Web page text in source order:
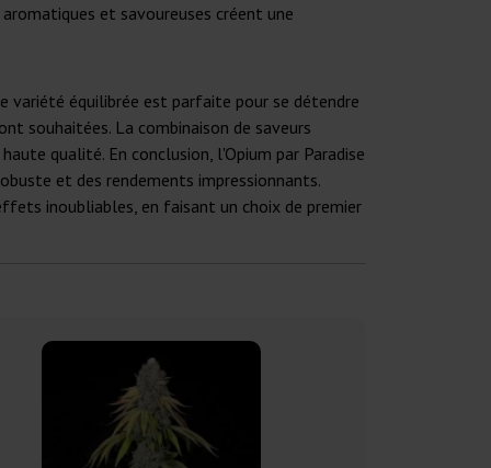
et savoureuses créent une
variété équilibrée est parfaite pour se détendre
souhaitées. La combinaison de saveurs
qualité. En conclusion, l'Opium par Paradise
et des rendements impressionnants.
inoubliables, en faisant un choix de premier